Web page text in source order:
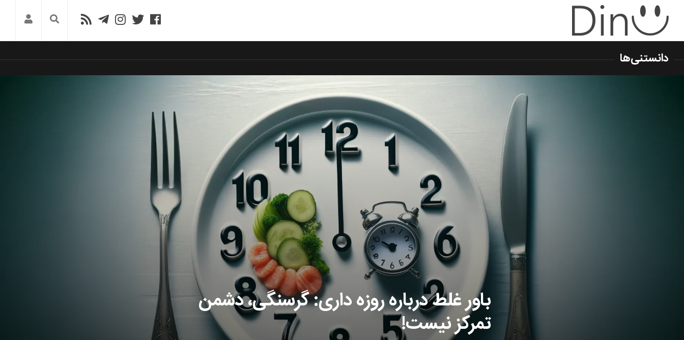
دانستنی‌ها
باور غلط درباره‌ روزه‌ داری: گرسنگی، دشمن
تمرکز نیست!